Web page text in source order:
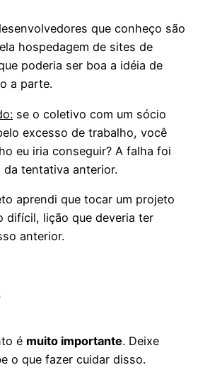
que conheço são
hospedagem de sites de
poderia ser boa a idéia de
a parte.
se o coletivo com um sócio
excesso de trabalho, você
eu iria conseguir? A falha foi
da tentativa anterior.
aprendi que tocar um projeto
difícil, lição que deveria ter
anterior.
é muito importante. Deixe
o que fazer cuidar disso.